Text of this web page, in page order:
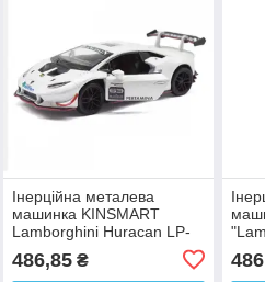
Інерційна металева
машинка KINSMART
Lamborghini Huracan LP-
кольори)
486,85₴